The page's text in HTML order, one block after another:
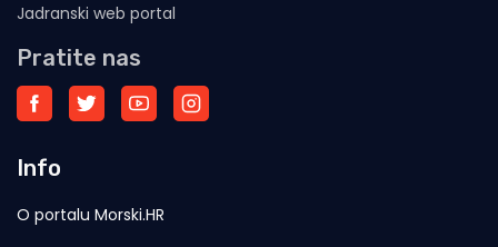
Jadranski web portal
Pratite nas
Info
O portalu Morski.HR